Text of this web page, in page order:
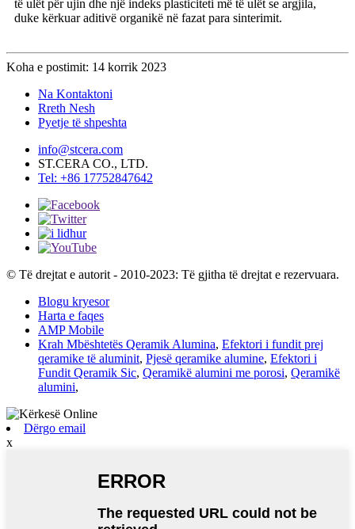
të ulët për ujin dhe një indeks plasticiteti më të ulët se argjila,
duke kërkuar aditivë organikë në fazat para sinterimit.
Koha e postimit: 14 korrik 2023
Na Kontaktoni
Rreth Nesh
Pyetje të shpeshta
info@stcera.com
ST.CERA CO., LTD.
Tel: +86 17752847642
© Të drejtat e autorit - 2010-2023: Të gjitha të drejtat e rezervuara.
Blogu kryesor
Harta e faqes
AMP Mobile
Krah Mbështetës Qeramik Alumina, Efektori i fundit prej
qeramike të aluminit, Pjesë qeramike alumine, Efektori i
Fundit Qeramik Sic, Qeramikë alumini me porosi, Qeramikë
alumini,
Dërgo email
x